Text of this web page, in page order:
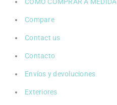
Compare
Contact us
Contacto
Envíos y devoluciones
Exteriores